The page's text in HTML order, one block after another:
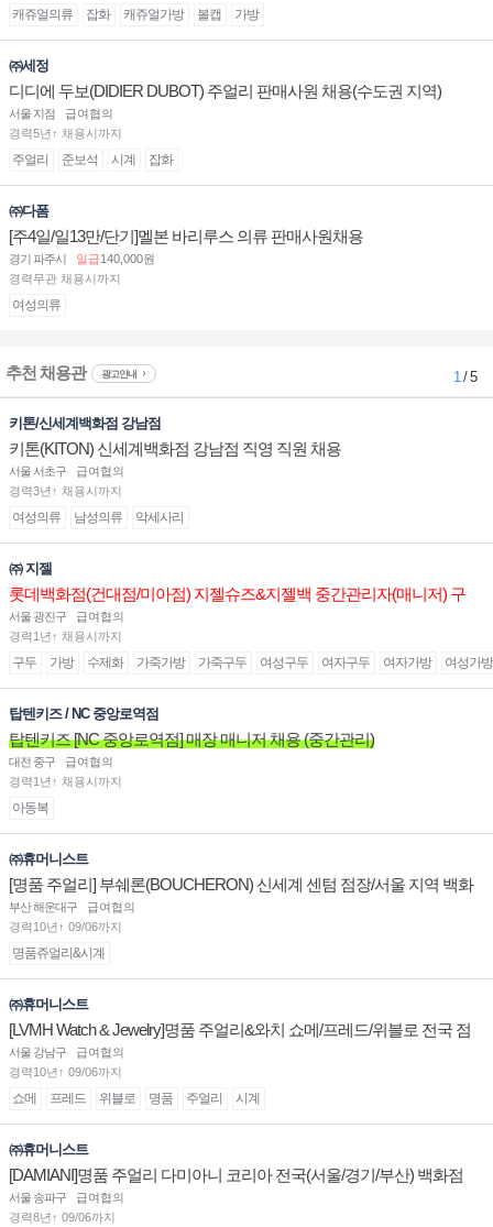
캐쥬얼의류 잡화 캐쥬얼가방 볼캡 가방
㈜세정
디디에 두보(DIDIER DUBOT) 주얼리 판매사원 채용(수도권 지역)
서울 지점
급여협의
경력5년↑ 채용시까지
주얼리 준보석 시계 잡화
㈜다폼
[주4일/일13만/단기]멜본 바리루스 의류 판매사원채용
경기 파주시 일급140,000원
경력무관 채용시까지
여성의류
추천 채용관 광고안내 1/ 5
키톤/신세계백화점 강남점
키톤(KITON) 신세계백화점 강남점 직영 직원 채용
서울 서초구
급여협의
경력3년↑ 채용시까지
여성의류 남성의류 악세사리
㈜ 지젤
롯데백화점(건대점/미아점) 지젤슈즈&지젤백 중간관리자(매니저) 구
인합니다
서울 광진구
급여협의
경력1년↑ 채용시까지
구두 가방 수제화 가죽가방 가죽구두 여성구두 여자구두 여자가방 여성가방
탑텐키즈 / NC 중앙로역점
탑텐키즈 [NC 중앙로역점] 매장 매니저 채용 (중간관리)
대전 중구
급여협의
경력1년↑ 채용시까지
아동복
㈜휴머니스트
[명품 주얼리] 부쉐론(BOUCHERON) 신세계 센텀 점장/서울 지역 백화
점 판매사원 채용
부산 해운대구
급여협의
경력10년↑ 09/06까지
명품쥬얼리&시계
㈜휴머니스트
[LVMH Watch & Jewelry]명품 주얼리&와치 쇼메/프레드/위블로 전국 점
장/부점장/판매사원 채용
서울 강남구
급여협의
경력10년↑ 09/06까지
쇼메 프레드 위블로 명품 주얼리 시계
㈜휴머니스트
[DAMIANI]명품 주얼리 다미아니 코리아 전국(서울/경기/부산) 백화점
부점장/판매사원 채용
서울 송파구
급여협의
경력8년↑ 09/06까지